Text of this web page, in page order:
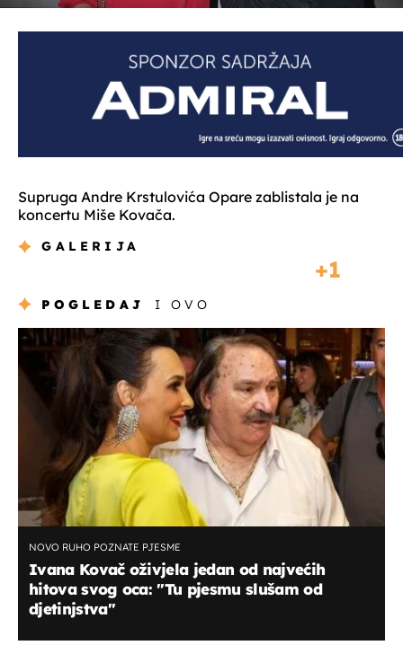
Supruga Andre Krstulovića Opare zablistala je na
koncertu Miše Kovača.
GALERIJA
1
POGLEDAJ I OVO
NOVO RUHO POZNATE PJESME
Ivana Kovač oživjela jedan od najvećih
hitova svog oca: "Tu pjesmu slušam od
djetinjstva"